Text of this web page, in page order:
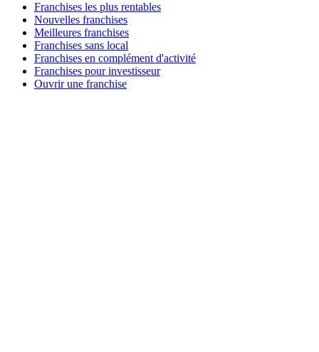
Franchises les plus rentables
Nouvelles franchises
Meilleures franchises
Franchises sans local
Franchises en complément d'activité
Franchises pour investisseur
Ouvrir une franchise